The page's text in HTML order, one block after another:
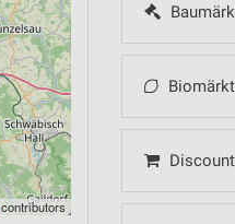
contributors